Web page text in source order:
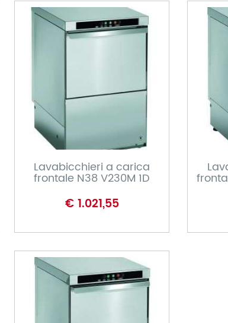
CARRELLO
Lavabicchieri a carica
frontale N38 V230M 1D
€ 1.021,55